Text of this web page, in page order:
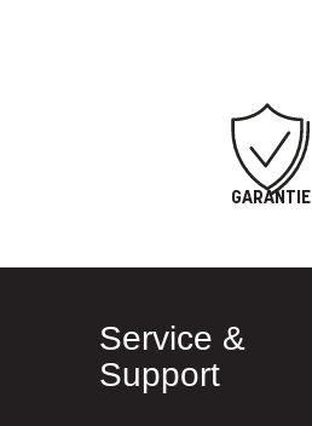
GARANTIE
Service &
Support